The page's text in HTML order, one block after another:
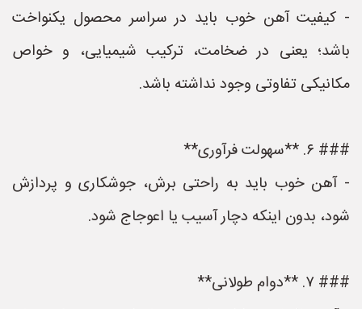
- کیفیت آهن خوب باید در سراسر محصول یکنواخت
باشد؛ یعنی در ضخامت، ترکیب شیمیایی، و خواص
مکانیکی تفاوتی وجود نداشته باشد.
### ۶. **سهولت فرآوری**
- آهن خوب باید به راحتی برش، جوشکاری و پردازش
شود، بدون اینکه دچار آسیب یا اعوجاج شود.
### ۷. **دوام طولانی**